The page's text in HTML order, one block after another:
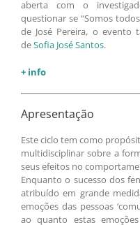
aberta com o
questionar se “Somos
de José Pereira, o evento
deSofia José Santos.
+ info
Apresentação
Este ciclo tem como
multidisciplinar sobre a
seus efeitos no
Enquanto o sucesso dos
atribuído em grande
emoções das pessoas
ao quanto estas